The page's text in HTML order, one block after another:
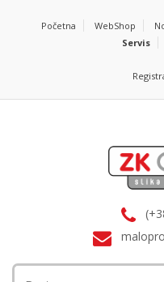
Početna WebShop
Servis